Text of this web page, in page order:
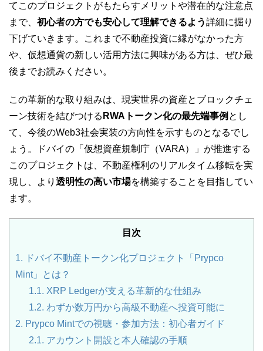
てこのプロジェクトがもたらすメリットや潜在的な注意点
まで、 初心者の方でも安心して理解できるよう詳細に掘り
下げていきます。これまで不動産投資に縁がなかった方
や、仮想通貨の新しい活用方法に興味がある方は、ぜひ最
後までお読みください。
この革新的な取り組みは、現実世界の資産とブロックチェ
ーン技術を結びつける RWAトークン化の最先端事例 とし
て、今後のWeb3社会実装の方向性を示すものとなるでし
ょう。ドバイの「仮想資産規制庁（VARA）」が推進する
このプロジェクトは、不動産権利のリアルタイム移転を実
現し、より 透明性の高い市場を構築することを目指してい
ます。
目次
1. ドバイ不動産トークン化プロジェクト「Prypco
Mint」とは？
1.1. XRP Ledgerが支える革新的な仕組み
1.2. わずか数万円から高級不動産へ投資可能に
2. Prypco Mintでの視聴・参加方法：初心者ガイド
2.1. アカウント開設と本人確認の手順